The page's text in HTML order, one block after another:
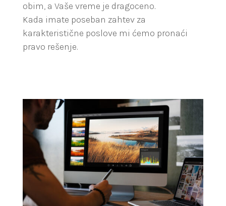
obim, a Vaše vreme je dragoceno.
Kada imate poseban zahtev za
karakteristične poslove mi ćemo pronaći
pravo rešenje.